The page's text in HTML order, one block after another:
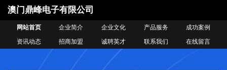
澳门鼎峰电子有限公司
网站首页 企业简介 企业文化 产品服务
成功案例
资讯动态
招商加盟 诚聘英才 联系我们 在线留言